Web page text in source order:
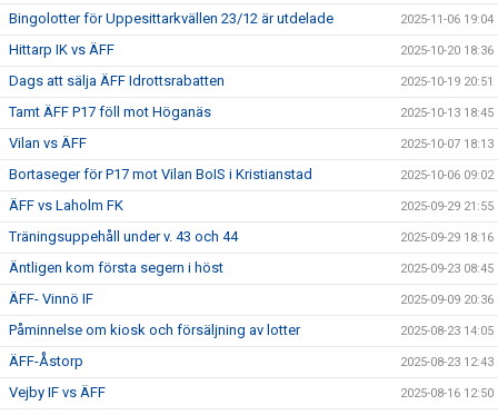
Bingolotter för Uppesittarkvällen 23/12 är utdelade 2025-11-06 19:04
Hittarp IK vs ÄFF 2025-10-20 18:36
Dags att sälja ÄFF Idrottsrabatten 2025-10-19 20:51
Tamt ÄFF P17 föll mot Höganäs 2025-10-13 18:45
Vilan vs ÄFF 2025-10-07 18:13
Bortaseger för P17 mot Vilan BoIS i Kristianstad 2025-10-06 09:02
ÄFF vs Laholm FK 2025-09-29 21:55
Träningsuppehåll under v. 43 och 44 2025-09-29 18:16
Äntligen kom första segern i höst 2025-09-23 08:45
ÄFF- Vinnö IF 2025-09-09 20:36
Påminnelse om kiosk och försäljning av lotter 2025-08-23 14:05
ÄFF-Åstorp 2025-08-23 12:43
Vejby IF vs ÄFF 2025-08-16 12:50